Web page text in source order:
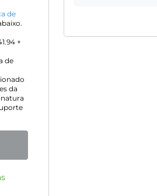
de
+
de
da